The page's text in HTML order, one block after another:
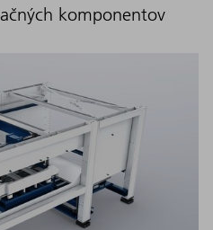
komponentov